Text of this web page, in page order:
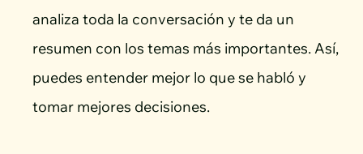
analiza toda la conversación y te da un
resumen con los temas más importantes. Así,
puedes entender mejor lo que se habló y
tomar mejores decisiones.